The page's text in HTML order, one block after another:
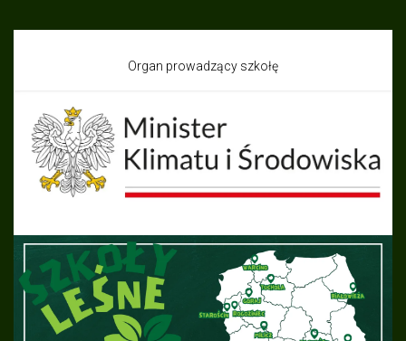
Organ prowadzący szkołę